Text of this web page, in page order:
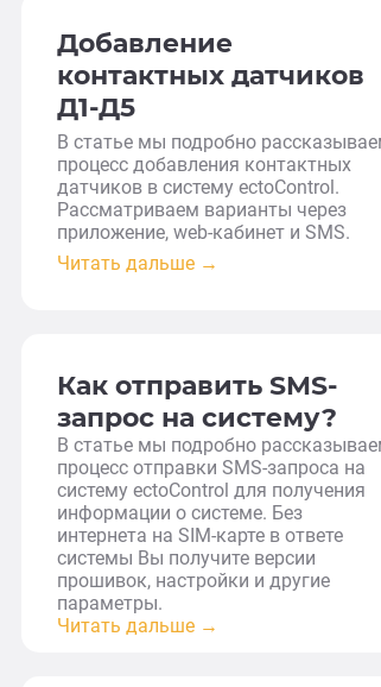
Добавление
контактных датчиков
Д1-Д5
В статье мы подробно
процесс добавления контактных
датчиков в систему ectoControl.
Рассматриваем варианты через
приложение, web-кабинет и SMS.
Читать дальше →
Как отправить SMS-
запрос на систему?
В статье мы подробно
процесс отправки SMS-запроса на
систему ectoControl для получения
информации о системе. Без
интернета на SIM-карте в ответе
системы Вы получите версии
прошивок, настройки и другие
параметры.
Читать дальше →